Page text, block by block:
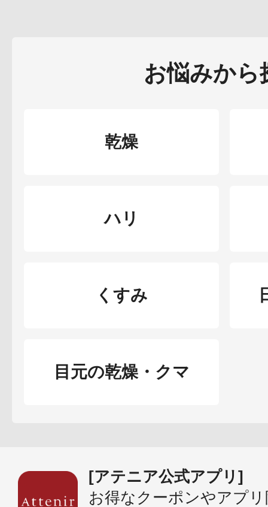
お悩みから
乾燥
ハリ
くすみ
目元の乾燥・クマ
[アテニア公式アプリ]
お得なクーポンやアプ